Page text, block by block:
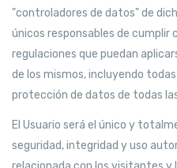
"controladores de datos" de
únicos responsables de cumplir
regulaciones que puedan
de los mismos, incluyendo
protección de datos de todas
El Usuario será el único y
seguridad, integridad y uso